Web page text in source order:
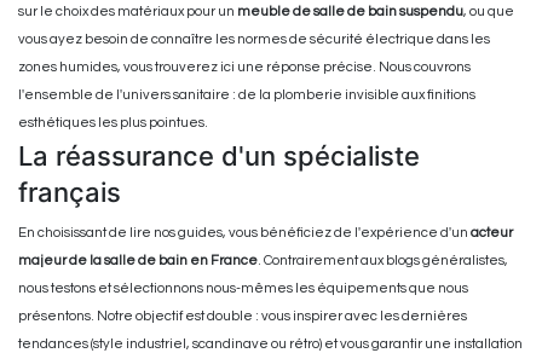
sur le choix des matériaux pour un meuble de salle de bain suspendu, ou que
vous ayez besoin de connaître les normes de sécurité électrique dans les
zones humides, vous trouverez ici une réponse précise. Nous couvrons
l'ensemble de l'univers sanitaire : de la plomberie invisible aux finitions
esthétiques les plus pointues.
La réassurance d'un spécialiste
français
En choisissant de lire nos guides, vous bénéficiez de l'expérience d'un acteur
majeur de la salle de bain en France . Contrairement aux blogs généralistes,
nous testons et sélectionnons nous-mêmes les équipements que nous
présentons. Notre objectif est double : vous inspirer avec les dernières
tendances (style industriel, scandinave ou rétro) et vous garantir une installation